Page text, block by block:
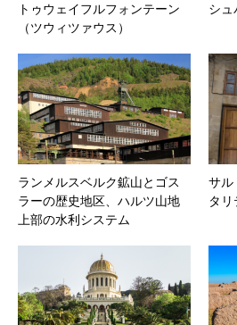
トゥウェイフルフォンテーン
（ツウィツァウス）
シュ
ランメルスベルク鉱山とゴス
ラーの歴史地区、ハルツ山地
上部の水利システム
サル
タ